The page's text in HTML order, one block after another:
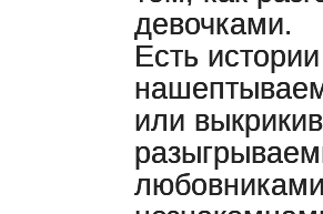
девочками.
Есть
или